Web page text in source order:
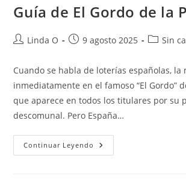
Guía de El Gordo de la
Autor
la
entrada:
Linda O
Publicación
la
entrada:
9 agosto 2025
Categoría
la
entrada:
Sin
Cuando se habla de loterías españolas, la
inmediatamente en el famoso “El Gordo”
que aparece en todos los titulares por su
descomunal. Pero España…
Continuar Leyendo Guía
De